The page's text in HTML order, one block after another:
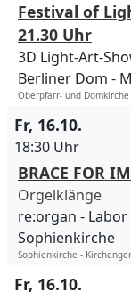
Festival of
21.30 Uhr
3D Light-Art-
Berliner Dom
Oberpfarr- und
Fr, 16.10.
18:30 Uhr
BRACE FOR
Orgelklänge
re:organ -
Sophienkirche
Sophienkirche -
Fr, 16.10.